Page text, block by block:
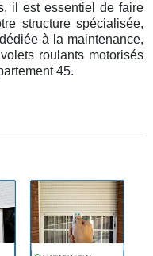
il est essentiel de faire
structure spécialisée,
à la maintenance,
roulants motorisés
45.